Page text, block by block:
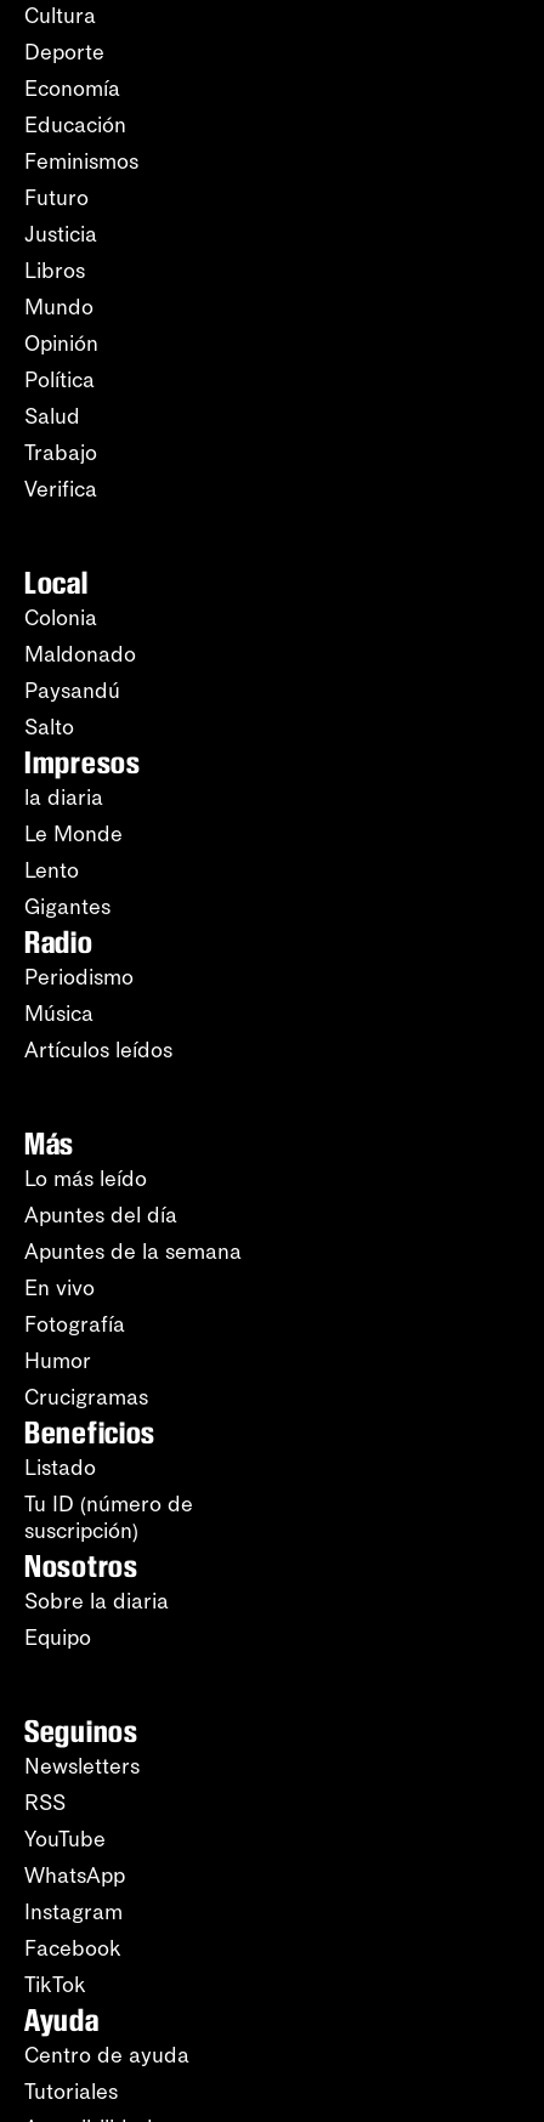
Cultura
Deporte
Economía
Educación
Feminismos
Futuro
Justicia
Libros
Mundo
Opinión
Política
Salud
Trabajo
Verifica
Local
Colonia
Maldonado
Paysandú
Salto
Impresos
la diaria
Le Monde
Lento
Gigantes
Radio
Periodismo
Música
Artículos leídos
Más
Lo más leído
Apuntes del día
Apuntes de la semana
En vivo
Fotografía
Humor
Crucigramas
Beneficios
Listado
Tu ID (número de
suscripción)
Nosotros
Sobre la diaria
Equipo
Seguinos
Newsletters
RSS
YouTube
WhatsApp
Instagram
Facebook
TikTok
Ayuda
Centro de ayuda
Tutoriales